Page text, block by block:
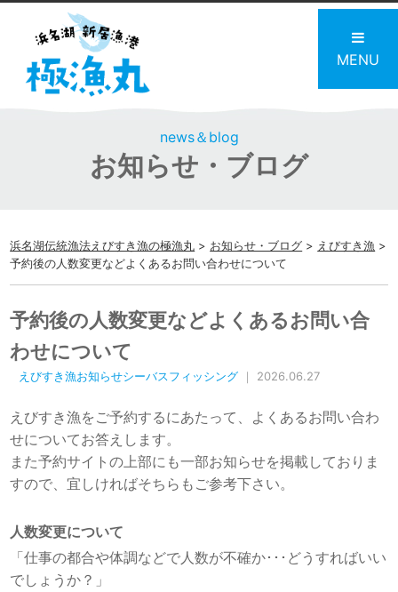
MENU
news＆blog
お知らせ・ブログ
浜名湖伝統漁法えびすき漁の極漁丸 > お知らせ・ブログ > えびすき漁 >
予約後の人数変更などよくあるお問い合わせについて
予約後の人数変更などよくあるお問い合
わせについて
えびすき漁お知らせシーバスフィッシング ｜ 2026.06.27
えびすき漁をご予約するにあたって、よくあるお問い合わ
せについてお答えします。
また予約サイトの上部にも一部お知らせを掲載しておりま
すので、宜しければそちらもご参考下さい。
人数変更について
「仕事の都合や体調などで人数が不確か･･･どうすればいい
でしょうか？」